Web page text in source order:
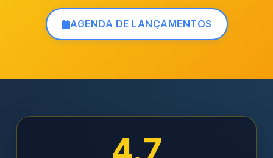
AGENDA DE LANÇAMENTOS